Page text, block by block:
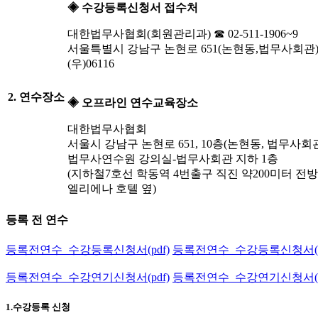
2. 연수장소
◈ 수강등록신청서 접수처
대한법무사협회(회원관리과) ☎ 02-511-1906~9
서울특별시 강남구 논현로 651(논현동,법무사회관
(우)06116
◈ 오프라인 연수교육장소
대한법무사협회
서울시 강남구 논현로 651, 10층(논현동, 법무사회
법무사연수원 강의실-법무사회관 지하 1층
(지하철7호선 학동역 4번출구 직진 약200미터 전
엘리에나 호텔 옆)
등록 전 연수
등록전연수_수강등록신청서(pdf) 등록전연수_수강등록신청서
등록전연수_수강연기신청서(pdf) 등록전연수_수강연기신청서
1.수강등록 신청